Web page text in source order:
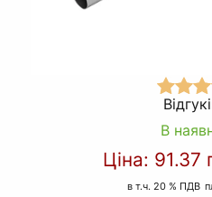
В
Ціна: 91.37
в т.ч. 20 % ПДВ